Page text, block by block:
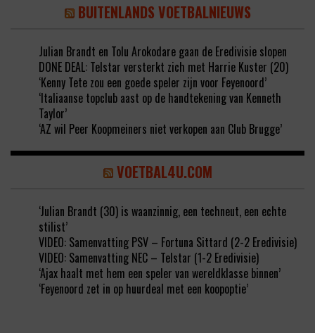
BUITENLANDS VOETBALNIEUWS
Julian Brandt en Tolu Arokodare gaan de Eredivisie slopen
DONE DEAL: Telstar versterkt zich met Harrie Kuster (20)
‘Kenny Tete zou een goede speler zijn voor Feyenoord’
‘Italiaanse topclub aast op de handtekening van Kenneth
Taylor’
‘AZ wil Peer Koopmeiners niet verkopen aan Club Brugge’
VOETBAL4U.COM
‘Julian Brandt (30) is waanzinnig, een techneut, een echte
stilist’
VIDEO: Samenvatting PSV – Fortuna Sittard (2-2 Eredivisie)
VIDEO: Samenvatting NEC – Telstar (1-2 Eredivisie)
‘Ajax haalt met hem een speler van wereldklasse binnen’
‘Feyenoord zet in op huurdeal met een koopoptie’